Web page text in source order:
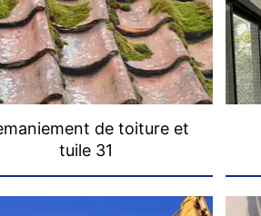
de toiture et
tuile 31